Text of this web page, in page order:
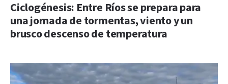
Ciclogénesis: Entre Ríos se prepara para
una jornada de tormentas, viento y un
brusco descenso de temperatura